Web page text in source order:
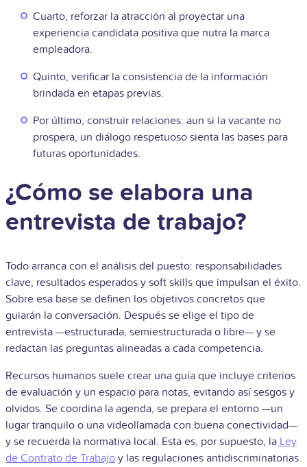
Cuarto, reforzar la atracción al proyectar una
experiencia candidata positiva que nutra la marca
empleadora.
Quinto, verificar la consistencia de la información
brindada en etapas previas.
Por último, construir relaciones: aun si la vacante no
prospera, un diálogo respetuoso sienta las bases para
futuras oportunidades.
¿Cómo se elabora una
entrevista de trabajo?
Todo arranca con el análisis del puesto: responsabilidades
clave, resultados esperados y soft skills que impulsan el éxito.
Sobre esa base se definen los objetivos concretos que
guiarán la conversación. Después se elige el tipo de
entrevista —estructurada, semiestructurada o libre— y se
redactan las preguntas alineadas a cada competencia.
Recursos humanos suele crear una guía que incluye criterios
de evaluación y un espacio para notas, evitando así sesgos y
olvidos. Se coordina la agenda, se prepara el entorno —un
lugar tranquilo o una video­llamada con buena conectividad—
y se recuerda la normativa local. Esta es, por supuesto, la Ley
de Contrato de Trabajo y las regulaciones antidiscriminatorias.